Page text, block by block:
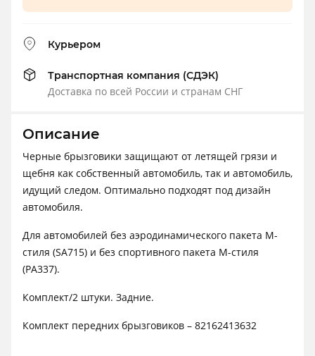
Курьером
Транспортная компания (СДЭК)
Доставка по всей России и странам СНГ
Описание
Черные брызговики защищают от летящей грязи и
щебня как собственный автомобиль, так и автомобиль,
идущий следом. Оптимально подходят под дизайн
автомобиля.
Для автомобилей без аэродинамического пакета M-
стиля (SA715) и без спортивного пакета M-стиля
(PA337).
Комплект/2 штуки. Задние.
Комплект передних брызговиков – 82162413632